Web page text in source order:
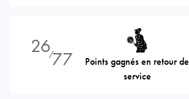
26⁄77
Points gagnés en retour de
service